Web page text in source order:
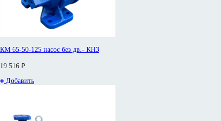
КМ 65-50-125 насос без дв.- КНЗ
19 516 ₽
Добавить